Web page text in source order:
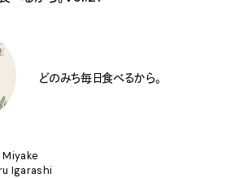
どのみち毎日食べるから。
Igarashi